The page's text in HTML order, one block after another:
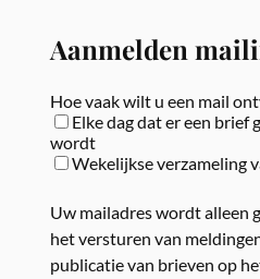
Aanmelden
Hoe vaak wilt u een mail
Elke dag dat er een brief
wordt
Wekelijkse verzameling
Uw mailadres wordt alleen
het versturen van
publicatie van brieven op